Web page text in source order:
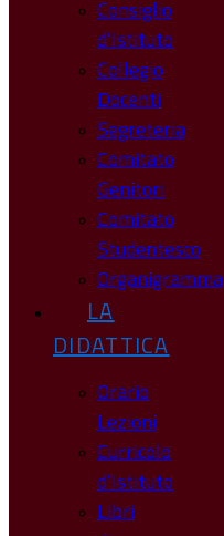
Consiglio
d’Istituto
Collegio
Docenti
Segreteria
Comitato
Genitori
Comitato
Studentesco
Organigramma
LA
DIDATTICA
Orario
Lezioni
Curricolo
d’Istituto
Libri